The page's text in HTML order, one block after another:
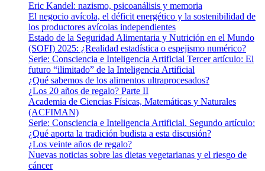
Eric Kandel: nazismo, psicoanálisis y memoria
El negocio avícola, el déficit energético y la sostenibilidad de
los productores avícolas independientes
Estado de la Seguridad Alimentaria y Nutrición en el Mundo
(SOFI) 2025: ¿Realidad estadística o espejismo numérico?
Serie: Consciencia e Inteligencia Artificial Tercer artículo: El
futuro “ilimitado” de la Inteligencia Artificial
¿Qué sabemos de los alimentos ultraprocesados?
¿Los 20 años de regalo? Parte II
Academia de Ciencias Físicas, Matemáticas y Naturales
(ACFIMAN)
Serie: Consciencia e Inteligencia Artificial. Segundo artículo:
¿Qué aporta la tradición budista a esta discusión?
¿Los veinte años de regalo?
Nuevas noticias sobre las dietas vegetarianas y el riesgo de
cáncer